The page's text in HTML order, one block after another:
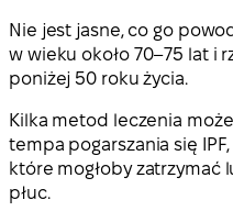
Nie jest jasne, co go
w wieku około 70–75 lat i
poniżej 50 roku życia.
Kilka metod leczenia
tempa pogarszania się
które mogłoby
płuc.